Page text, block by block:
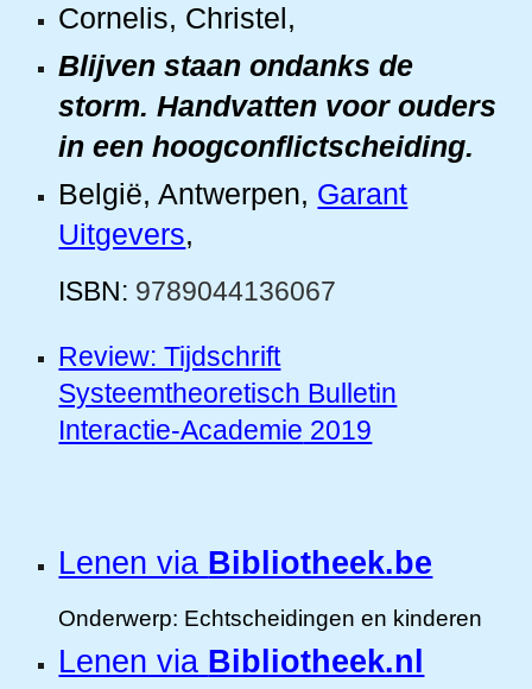
Cornelis, Christel,
Blijven staan ondanks de
storm. Handvatten voor ouders
in een hoogconflictscheiding.
België, Antwerpen, Garant
Uitgevers,
ISBN: 9789044136067
Review: Tijdschrift
Systeemtheoretisch Bulletin
Interactie-Academie 2019
Lenen via Bibliotheek.be
Onderwerp: Echtscheidingen en kinderen
Lenen via Bibliotheek.nl